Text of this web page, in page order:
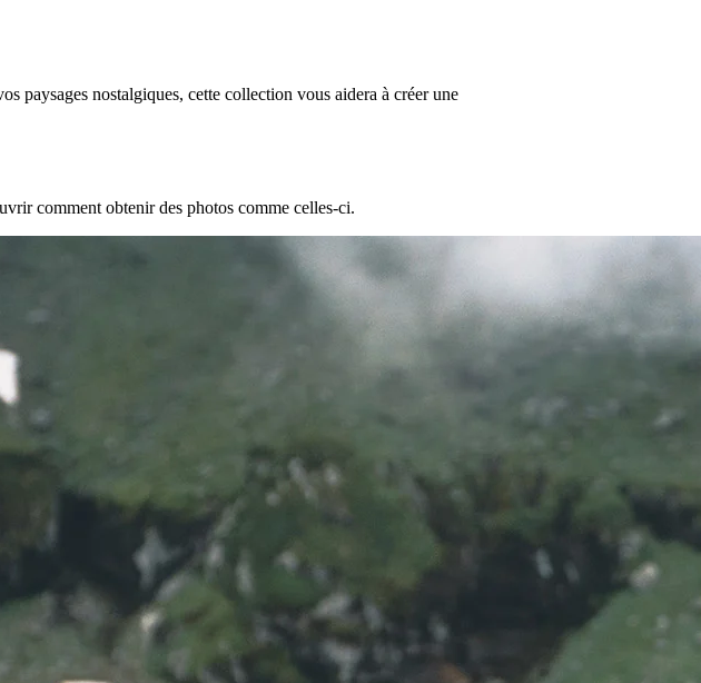
paysages nostalgiques, cette collection vous aidera à créer une
comment obtenir des photos comme celles-ci.